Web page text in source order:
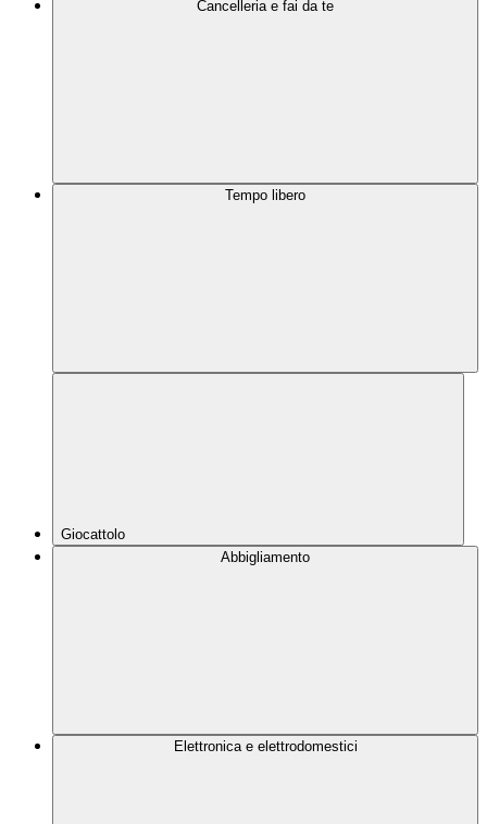
Cancelleria e fai da te
Tempo libero
Giocattolo
Abbigliamento
Elettronica e elettrodomestici